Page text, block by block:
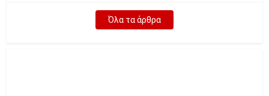
Όλα τα άρθρα